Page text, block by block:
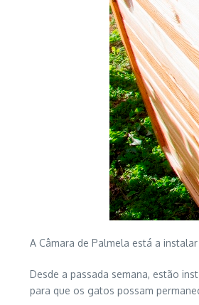
A Câmara de Palmela está a
Desde a passada semana, estão
para que os gatos possam